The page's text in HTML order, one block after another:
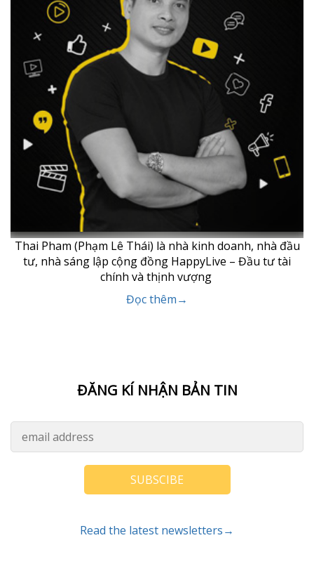
Thai Pham (Phạm Lê Thái) là nhà kinh doanh, nhà đầu
tư, nhà sáng lập cộng đồng HappyLive – Đầu tư tài
chính và thịnh vượng
Đọc thêm→
ĐĂNG KÍ NHẬN BẢN TIN
SUBSCIBE
Read the latest newsletters→